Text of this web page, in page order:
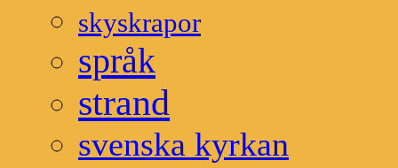
skyskrapor
språk
strand
svenska kyrkan